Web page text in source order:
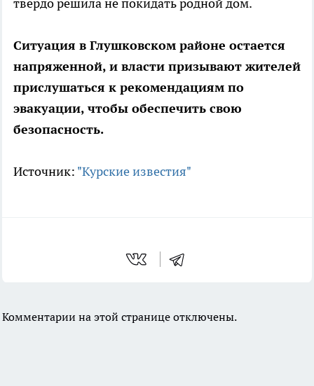
твердо решила не покидать родной дом.
Ситуация в Глушковском районе остается
напряженной, и власти призывают жителей
прислушаться к рекомендациям по
эвакуации, чтобы обеспечить свою
безопасность.
Источник: "Курские известия"
Комментарии на этой странице отключены.